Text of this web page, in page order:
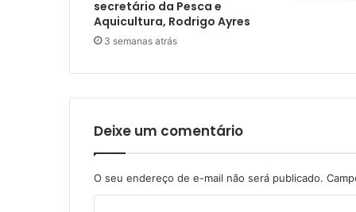
secretário da Pesca e
Aquicultura, Rodrigo Ayres
3 semanas atrás
Deixe um comentário
O seu endereço de e-mail não será publicado.